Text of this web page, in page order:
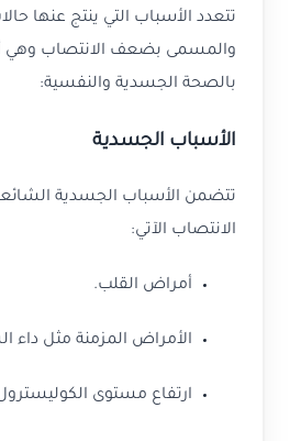
تتعدد الأسباب التي ينتج عنها
والمسمى بضعف الانتصاب وهي
بالصحة الجسدية والنفسية:
الأسباب الجسدية
تتضمن الأسباب الجسدية
الانتصاب الآتي:
أمراض القلب.
الأمراض المزمنة مثل داء
ارتفاع مستوى الكوليسترول.